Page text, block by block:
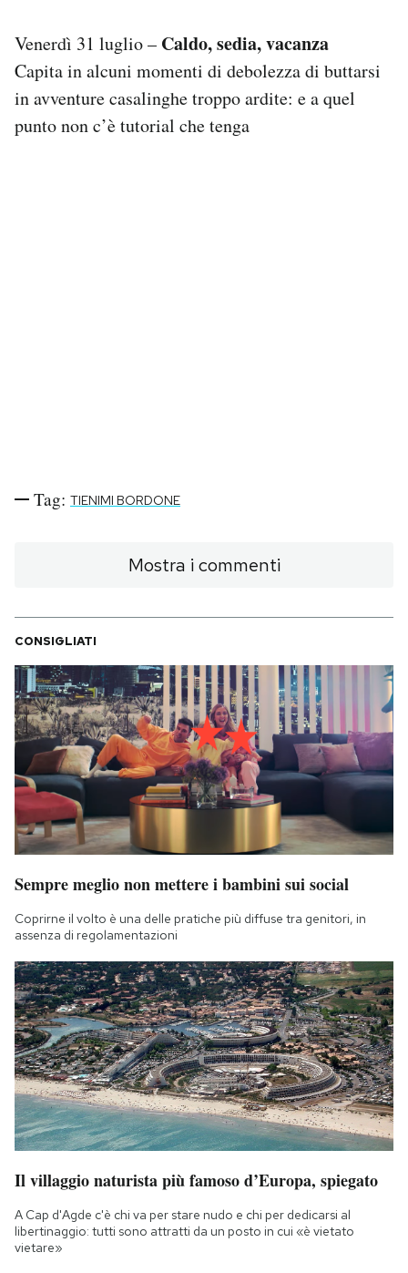
Venerdì 31 luglio – Caldo, sedia, vacanza
Capita in alcuni momenti di debolezza di buttarsi
in avventure casalinghe troppo ardite: e a quel
punto non c’è tutorial che tenga
Tag: TIENIMI BORDONE
Mostra i commenti
CONSIGLIATI
Sempre meglio non mettere i bambini sui social
Coprirne il volto è una delle pratiche più diffuse tra genitori, in
assenza di regolamentazioni
Il villaggio naturista più famoso d’Europa, spiegato
A Cap d'Agde c'è chi va per stare nudo e chi per dedicarsi al
libertinaggio: tutti sono attratti da un posto in cui «è vietato
vietare»